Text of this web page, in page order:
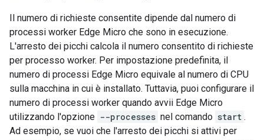
Il numero di richieste consentite dipende dal numero di
processi worker Edge Micro che sono in esecuzione.
L'arresto dei picchi calcola il numero consentito di richieste
per processo worker. Per impostazione predefinita, il
numero di processi Edge Micro equivale al numero di CPU
sulla macchina in cui è installato. Tuttavia, puoi configurare il
numero di processi worker quando avvii Edge Micro
utilizzando l'opzione --processes nel comando start .
Ad esempio, se vuoi che l'arresto dei picchi si attivi per